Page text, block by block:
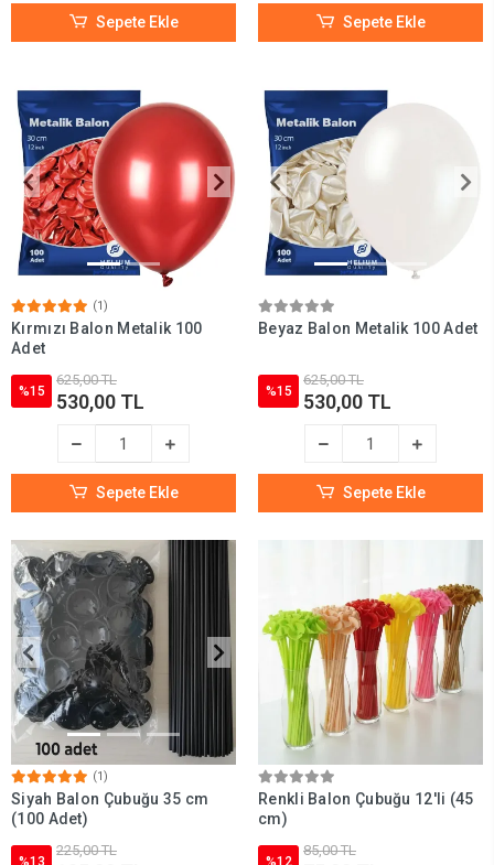
Sepete Ekle Sepete Ekle
(1)
Kırmızı Balon Metalik 100
Adet
%15
625,00 TL
530,00 TL
Sepete Ekle
Beyaz Balon Metalik 100 Adet
%15
625,00 TL
530,00 TL
Sepete Ekle
(1)
Siyah Balon Çubuğu 35 cm
(100 Adet)
%13
225,00 TL
Renkli Balon Çubuğu 12'li (45
cm)
%12
85,00 TL